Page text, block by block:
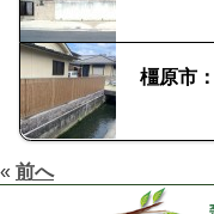
橿原市
« 前へ